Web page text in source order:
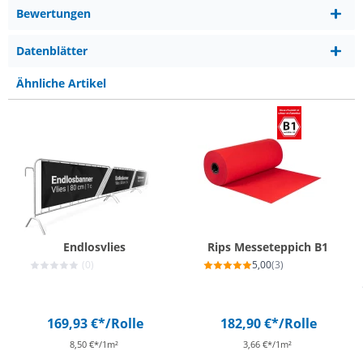
Bewertungen
Datenblätter
Ähnliche Artikel
Endlosvlies
(0)
169,93 €*/Rolle
8,50 €*/1m²
Rips Messeteppich B1
5,00(3)
182,90 €*/Rolle
3,66 €*/1m²